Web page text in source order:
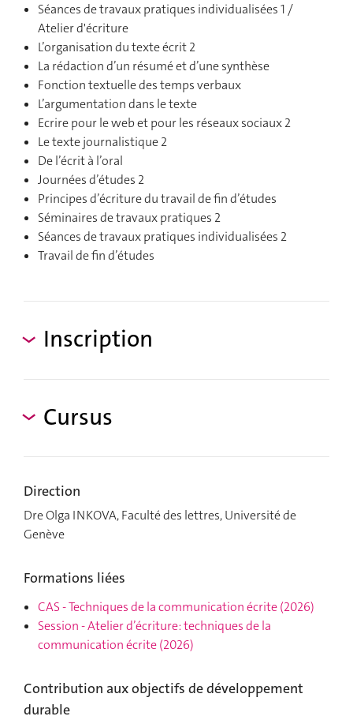
Séances de travaux pratiques individualisées 1 /
Atelier d'écriture
L’organisation du texte écrit 2
La rédaction d’un résumé et d’une synthèse
Fonction textuelle des temps verbaux
L’argumentation dans le texte
Ecrire pour le web et pour les réseaux sociaux 2
Le texte journalistique 2
De l’écrit à l’oral
Journées d’études 2
Principes d’écriture du travail de fin d’études
Séminaires de travaux pratiques 2
Séances de travaux pratiques individualisées 2
Travail de fin d’études
Inscription
Cursus
Direction
Dre Olga INKOVA, Faculté des lettres, Université de
Genève
Formations liées
CAS-Techniques de la communication écrite(2026)
Session-Atelier d’écriture: techniques de la
communication écrite(2026)
Contribution aux objectifs de développement
durable